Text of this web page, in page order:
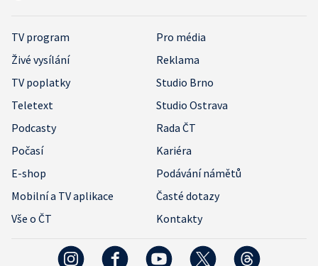
TV program
Pro média
Živé vysílání
Reklama
TV poplatky
Studio Brno
Teletext
Studio Ostrava
Podcasty
Rada ČT
Počasí
Kariéra
E-shop
Podávání námětů
Mobilní a TV aplikace
Časté dotazy
Vše o ČT
Kontakty